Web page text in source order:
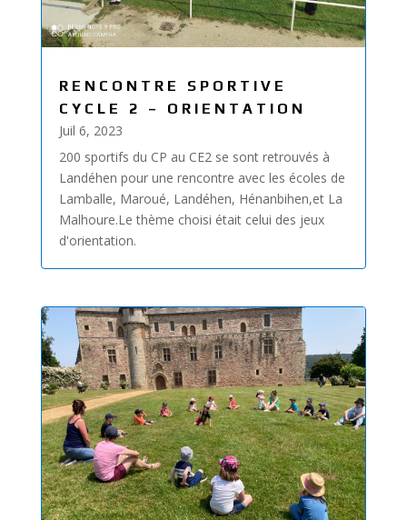
RENCONTRE SPORTIVE
CYCLE 2 – ORIENTATION
Juil 6, 2023
200 sportifs du CP au CE2 se sont retrouvés à
Landéhen pour une rencontre avec les écoles de
Lamballe, Maroué, Landéhen, Hénanbihen,et La
Malhoure.Le thème choisi était celui des jeux
d'orientation.